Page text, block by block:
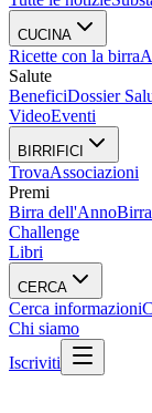
CUCINA
Ricette con la birra
Salute
BeneficiDossier
VideoEventi
BIRRIFICI
TrovaAssociazioni
Premi
Birra dell'Anno
Challenge
Libri
CERCA
Cerca informazioni
Chi siamo
Iscriviti